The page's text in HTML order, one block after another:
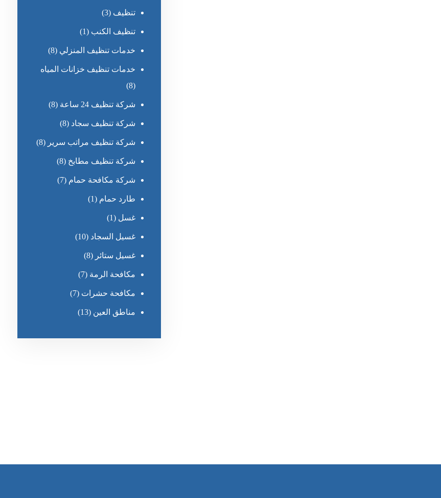
تنظيف (3)
تنظيف الكنب (1)
خدمات تنظيف المنزلي (8)
خدمات تنظيف خزانات المياه
(8)
شركة تنظيف 24 ساعة (8)
شركة تنظيف سجاد (8)
شركة تنظيف مراتب سرير (8)
شركة تنظيف مطابخ (8)
شركة مكافحة حمام (7)
طارد حمام (1)
غسل (1)
غسيل السجاد (10)
غسيل ستائر (8)
مكافحة الرمة (7)
مكافحة حشرات (7)
مناطق العين (13)